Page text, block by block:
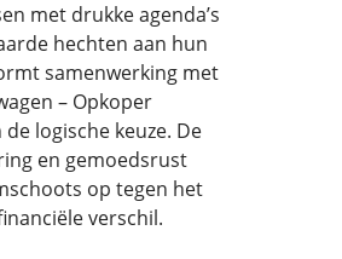
met drukke agenda’s
hechten aan hun
samenwerking met
– Opkoper
logische keuze. De
en gemoedsrust
op tegen het
verschil.